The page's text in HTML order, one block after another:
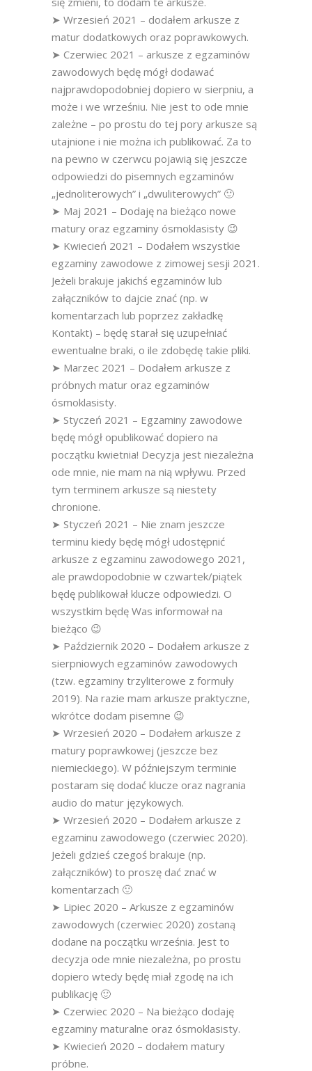
➤ Wrzesień 2021 – dodałem arkusze z
matur dodatkowych oraz poprawkowych.
➤ Czerwiec 2021 – arkusze z egzaminów
zawodowych będę mógł dodawać
najprawdopodobniej dopiero w sierpniu, a
może i we wrześniu. Nie jest to ode mnie
zależne – po prostu do tej pory arkusze są
utajnione i nie można ich publikować. Za to
na pewno w czerwcu pojawią się jeszcze
odpowiedzi do pisemnych egzaminów
„jednoliterowych” i „dwuliterowych” 🙂
➤ Maj 2021 – Dodaję na bieżąco nowe
matury oraz egzaminy ósmoklasisty 😉
➤ Kwiecień 2021 – Dodałem wszystkie
egzaminy zawodowe z zimowej sesji 2021.
Jeżeli brakuje jakichś egzaminów lub
załączników to dajcie znać (np. w
komentarzach lub poprzez zakładkę
Kontakt) – będę starał się uzupełniać
ewentualne braki, o ile zdobędę takie pliki.
➤ Marzec 2021 – Dodałem arkusze z
próbnych matur oraz egzaminów
ósmoklasisty.
➤ Styczeń 2021 – Egzaminy zawodowe
będę mógł opublikować dopiero na
początku kwietnia! Decyzja jest niezależna
ode mnie, nie mam na nią wpływu. Przed
tym terminem arkusze są niestety
chronione.
➤ Styczeń 2021 – Nie znam jeszcze
terminu kiedy będę mógł udostępnić
arkusze z egzaminu zawodowego 2021,
ale prawdopodobnie w czwartek/piątek
będę publikował klucze odpowiedzi. O
wszystkim będę Was informował na
bieżąco 😉
➤ Październik 2020 – Dodałem arkusze z
sierpniowych egzaminów zawodowych
(tzw. egzaminy trzyliterowe z formuły
2019). Na razie mam arkusze praktyczne,
wkrótce dodam pisemne 😉
➤ Wrzesień 2020 – Dodałem arkusze z
matury poprawkowej (jeszcze bez
niemieckiego). W późniejszym terminie
postaram się dodać klucze oraz nagrania
audio do matur językowych.
➤ Wrzesień 2020 – Dodałem arkusze z
egzaminu zawodowego (czerwiec 2020).
Jeżeli gdzieś czegoś brakuje (np.
załączników) to proszę dać znać w
komentarzach 🙂
➤ Lipiec 2020 – Arkusze z egzaminów
zawodowych (czerwiec 2020) zostaną
dodane na początku września. Jest to
decyzja ode mnie niezależna, po prostu
dopiero wtedy będę miał zgodę na ich
publikację 🙂
➤ Czerwiec 2020 – Na bieżąco dodaję
egzaminy maturalne oraz ósmoklasisty.
➤ Kwiecień 2020 – dodałem matury
próbne.